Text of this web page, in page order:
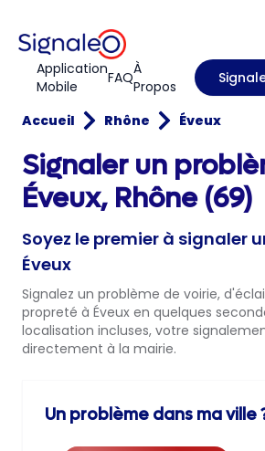
Application
Mobile
FAQÀ
Propos
Accueil Rhône Éveux
Signaler un
Éveux, Rhône (69)
Soyez le premier à signaler
Éveux
Signalez un problème de voirie,
propreté à Éveux en quelques
localisation incluses, votre
directement à la mairie.
Un problème dans ma ville